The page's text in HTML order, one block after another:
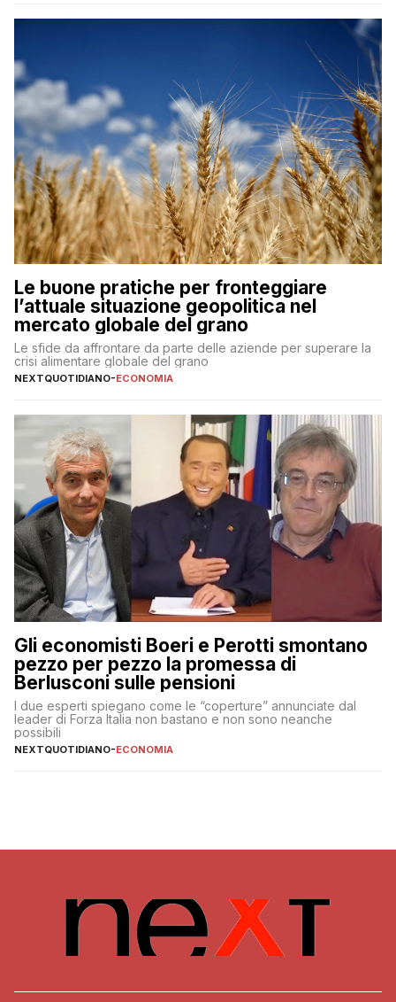
Le buone pratiche per fronteggiare
l’attuale situazione geopolitica nel
mercato globale del grano
Le sfide da affrontare da parte delle aziende per superare la
crisi alimentare globale del grano
NEXTQUOTIDIANO-ECONOMIA
Gli economisti Boeri e Perotti smontano
pezzo per pezzo la promessa di
Berlusconi sulle pensioni
I due esperti spiegano come le “coperture” annunciate dal
leader di Forza Italia non bastano e non sono neanche
possibili
NEXTQUOTIDIANO-ECONOMIA